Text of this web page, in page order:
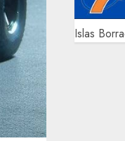
Islas